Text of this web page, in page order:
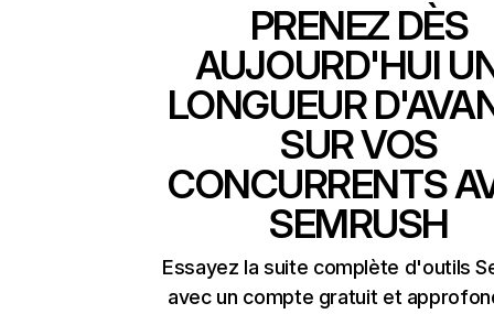
PRENEZ DÈS
AUJOURD'HUI
LONGUEUR
SUR VOS
CONCURRENTS
SEMRUSH
Essayez la suite complète d'outils
avec un compte gratuit et